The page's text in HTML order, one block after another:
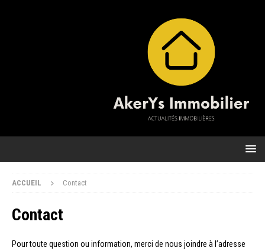
ACCUEIL Contact
Contact
Pour toute question ou information, merci de nous joindre à l’adresse